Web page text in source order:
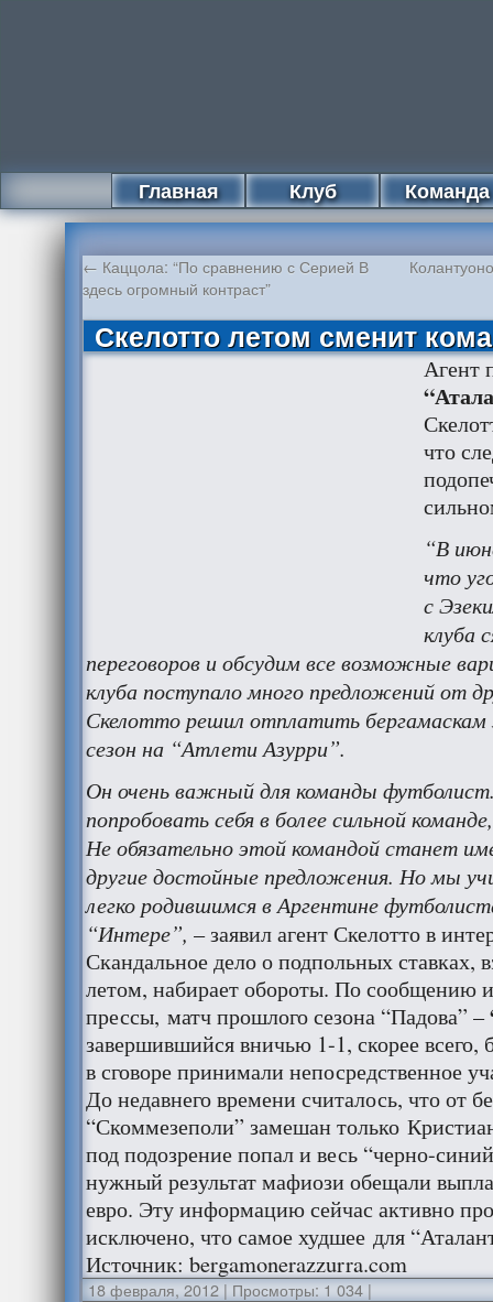
Главная Клуб Команда
← Каццола: “По сравнению с Серией В
здесь огромный контраст”
Скелотто летом сменит
Агент
что
“В
что
с
клуба
переговоров и обсудим все возможные
клуба поступало много предложений от
Скелотто решил отплатить бергамаскам
сезон на “Атлети Азурри”.
Он очень важный для команды
попробовать себя в более сильной
Не обязательно этой командой станет
другие достойные предложения. Но мы
легко родившимся в Аргентине
“Интере”, – заявил агент Скелотто в
Скандальное дело о подпольных ставках,
летом, набирает обороты. По сообщению
прессы, матч прошлого сезона “Падова” –
завершившийся вничью 1-1, скорее
в сговоре принимали непосредственное
До недавнего времени считалось, что от
“Скоммезеполи” замешан только
под подозрение попал и весь “черно-
нужный результат мафиози обещали
евро. Эту информацию сейчас активно
исключено, что самое худшее для
Источник: bergamonerazzurra.com
18 февраля, 2012 | Просмотры: 1 034|